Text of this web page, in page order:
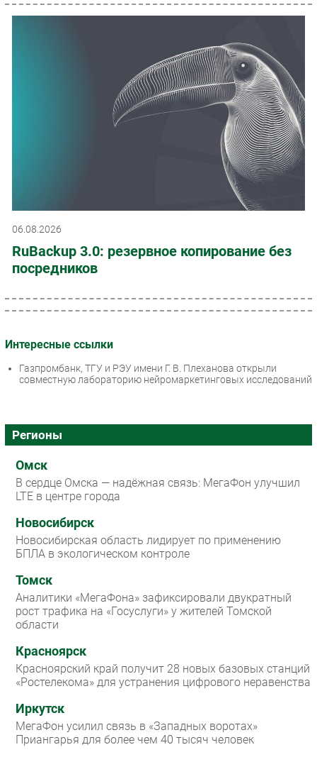
06.08.2026
RuBackup 3.0: резервное копирование без
посредников
Интересные ссылки
Газпромбанк, ТГУ и РЭУ имени Г. В. Плеханова открыли
совместную лабораторию нейромаркетинговых исследований
Регионы
Омск
В сердце Омска — надёжная связь: МегаФон улучшил
LTE в центре города
Новосибирск
Новосибирская область лидирует по применению
БПЛА в экологическом контроле
Томск
Аналитики «МегаФона» зафиксировали двукратный
рост трафика на «Госуслуги» у жителей Томской
области
Красноярск
Красноярский край получит 28 новых базовых станций
«Ростелекома» для устранения цифрового неравенства
Иркутск
МегаФон усилил связь в «Западных воротах»
Приангарья для более чем 40 тысяч человек